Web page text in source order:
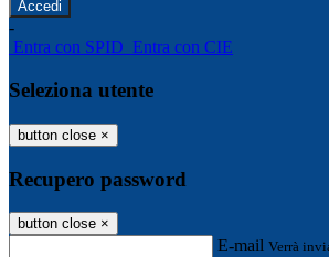
-
Entra con SPID Entra con CIE
Seleziona utente
button close ×
Recupero password
button close ×
E-mail Verrà